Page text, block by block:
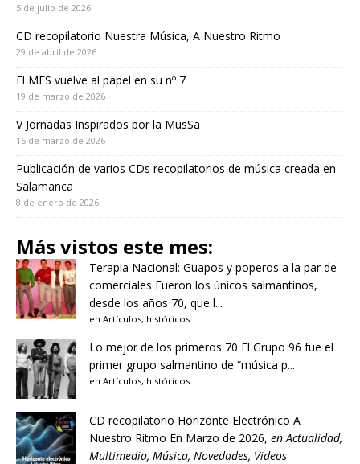
5 de julio de 2026
CD recopilatorio Nuestra Música, A Nuestro Ritmo
29 de abril de 2026
El MES vuelve al papel en su nº 7
19 de marzo de 2026
V Jornadas Inspirados por la MusSa
16 de marzo de 2026
Publicación de varios CDs recopilatorios de música creada en
Salamanca
8 de enero de 2026
Más vistos este mes:
Terapia Nacional: Guapos y poperos a la par de
comerciales Fueron los únicos salmantinos,
desde los años 70, que l...
en Artículos, históricos
Lo mejor de los primeros 70 El Grupo 96 fue el
primer grupo salmantino de “música p...
en Artículos, históricos
CD recopilatorio Horizonte Electrónico A
Nuestro Ritmo En Marzo de 2026, en Actualidad,
Multimedia, Música, Novedades, Videos